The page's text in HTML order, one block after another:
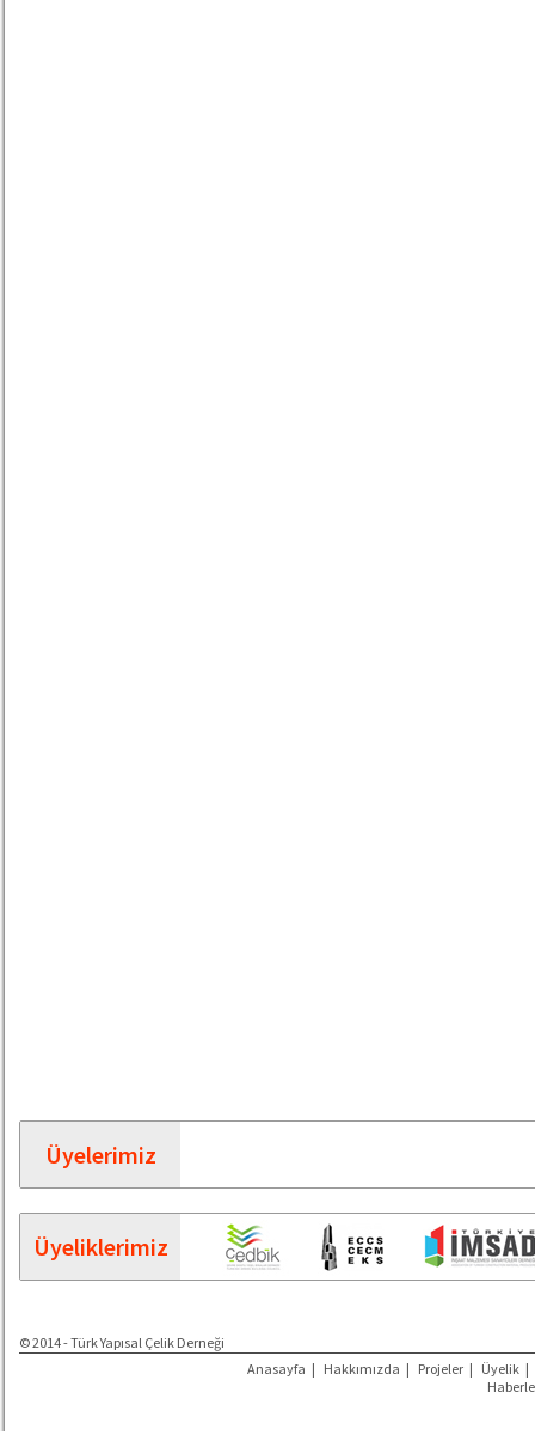
Üyelerimiz
Üyeliklerimiz
© 2014 - Türk Yapısal Çelik Derneği
Anasayfa | Hakkımızda | Projeler | Üyelik |